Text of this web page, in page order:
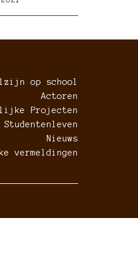
op school
Actoren
Projecten
Nieuws
vermeldingen